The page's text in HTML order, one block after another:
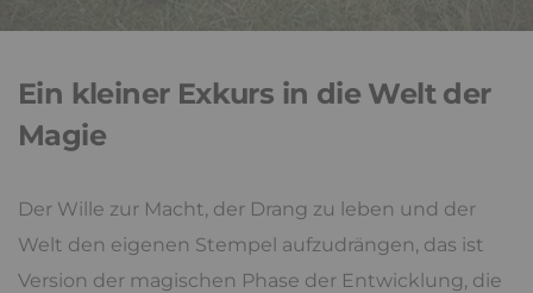
Ein kleiner Exkurs in die Welt der
Magie
Der Wille zur Macht, der Drang zu leben und der
Welt den eigenen Stempel aufzudrängen, das ist
Version der magischen Phase der Entwicklung, die